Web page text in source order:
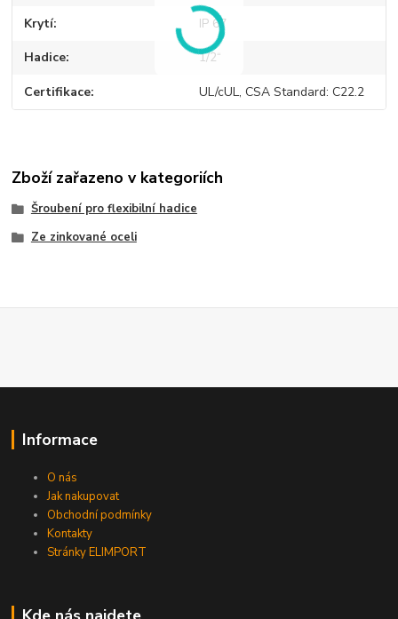
Krytí IP 67
Hadice 1/2“
Certifikace UL/cUL, CSA Standard: C22.2
Zboží zařazeno v kategoriích
Šroubení pro flexibilní hadice
Ze zinkované oceli
Informace
O nás
Jak nakupovat
Obchodní podmínky
Kontakty
Stránky ELIMPORT